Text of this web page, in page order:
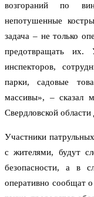
возгораний по
непотушенные
задача – не только
предотвращать их.
инспекторов,
парки, садовые
массивы», – сказал
Свердловской области
Участники
с жителями, будут
безопасности, а в
оперативно сообщат